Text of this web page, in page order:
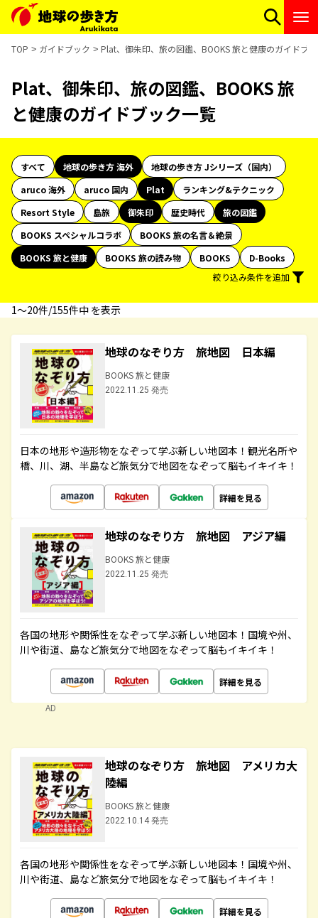
TOP ガイドブック Plat、御朱印、旅の図鑑、BOOKS 旅と健康のガイドブ
Plat、御朱印、旅の図鑑、BOOKS 旅
と健康のガイドブック一覧
すべて 地球の歩き方 海外
地球の歩き方 Jシリーズ（国内）
aruco 海外
aruco 国内 Plat
ランキング&テクニック
Resort Style
島旅 御朱印 歴史時代
旅の図鑑
BOOKS スペシャルコラボ
BOOKS 旅の名言＆絶景
BOOKS 旅と健康
BOOKS 旅の読み物 BOOKS
D-Books
絞り込み条件を追加
1〜20件/155件中 を表示
地球のなぞり方 旅地図 日本編
BOOKS 旅と健康
2022.11.25 発売
日本の地形や造形物をなぞって学ぶ新しい地図本！観光名所や
橋、川、湖、半島など旅気分で地図をなぞって脳もイキイキ！
詳細を見る
地球のなぞり方 旅地図 アジア編
BOOKS 旅と健康
2022.11.25 発売
各国の地形や関係性をなぞって学ぶ新しい地図本！国境や州、
川や街道、島など旅気分で地図をなぞって脳もイキイキ！
詳細を見る
AD
地球のなぞり方 旅地図 アメリカ大
陸編
BOOKS 旅と健康
2022.10.14 発売
各国の地形や関係性をなぞって学ぶ新しい地図本！国境や州、
川や街道、島など旅気分で地図をなぞって脳もイキイキ！
詳細を見る